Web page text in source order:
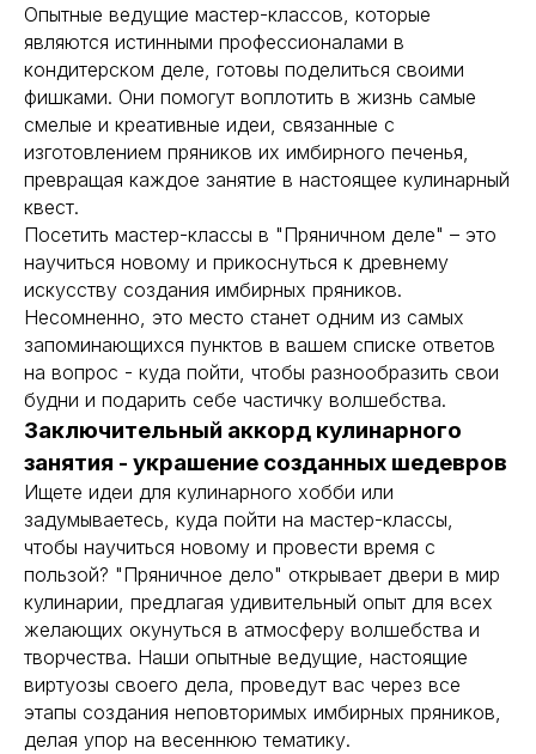
Опытные ведущие мастер-классов, которые
являются истинными профессионалами в
кондитерском деле, готовы поделиться своими
фишками. Они помогут воплотить в жизнь самые
смелые и креативные идеи, связанные с
изготовлением пряников их имбирного печенья,
превращая каждое занятие в настоящее кулинарный
квест.
Посетить мастер-классы в "Пряничном деле" – это
научиться новому и прикоснуться к древнему
искусству создания имбирных пряников.
Несомненно, это место станет одним из самых
запоминающихся пунктов в вашем списке ответов
на вопрос - куда пойти, чтобы разнообразить свои
будни и подарить себе частичку волшебства.
Заключительный аккорд кулинарного
занятия - украшение созданных шедевров
Ищете идеи для кулинарного хобби или
задумываетесь, куда пойти на мастер-классы,
чтобы научиться новому и провести время с
пользой? "Пряничное дело" открывает двери в мир
кулинарии, предлагая удивительный опыт для всех
желающих окунуться в атмосферу волшебства и
творчества. Наши опытные ведущие, настоящие
виртуозы своего дела, проведут вас через все
этапы создания неповторимых имбирных пряников,
делая упор на весеннюю тематику.